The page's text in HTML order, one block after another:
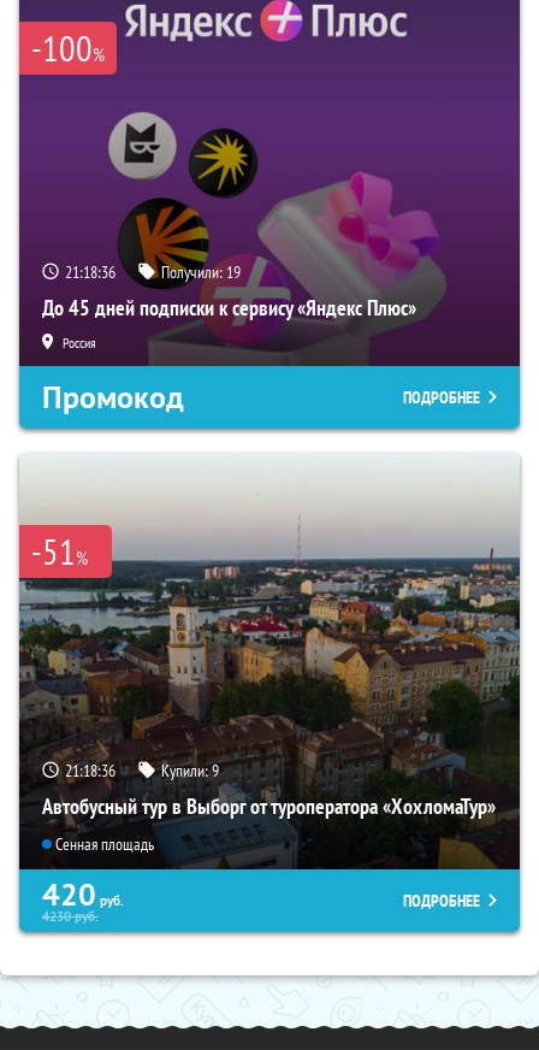
-100%
21:18:35 Получили: 19
До 45 дней подписки к сервису «Яндекс Плюс»
Россия
Промокод ПОДРОБНЕЕ
-51%
21:18:35 Купили:9
Автобусный тур в Выборг от туроператора «ХохломаТур»
Сенная площадь
420 руб.
4230руб.
ПОДРОБНЕЕ